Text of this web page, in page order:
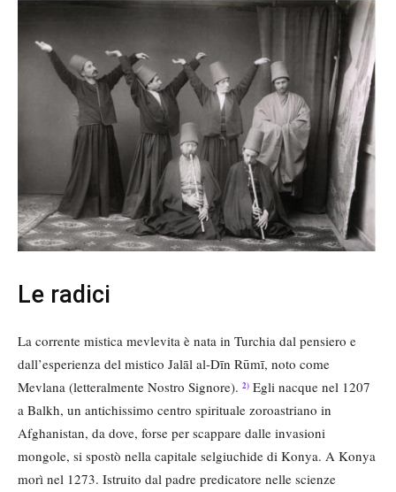
Le radici
La corrente mistica mevlevita è nata in Turchia dal pensiero e
dall’esperienza del mistico Jalāl al-Dīn Rūmī, noto come
Mevlana (letteralmente Nostro Signore). 2) Egli nacque nel 1207
a Balkh, un antichissimo centro spirituale zoroastriano in
Afghanistan, da dove, forse per scappare dalle invasioni
mongole, si spostò nella capitale selgiuchide di Konya. A Konya
morì nel 1273. Istruito dal padre predicatore nelle scienze